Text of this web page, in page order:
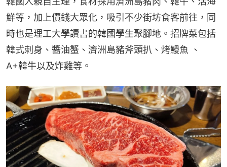
鮮等，加上價錢大眾化，吸引不少街坊食客前往，同
時也是理工大學讀書的韓國學生聚腳地。招牌菜包括
韓式刺身、醬油蟹、濟洲島豬斧頭扒、烤鰻魚 、
A+韓牛以及炸雞等。